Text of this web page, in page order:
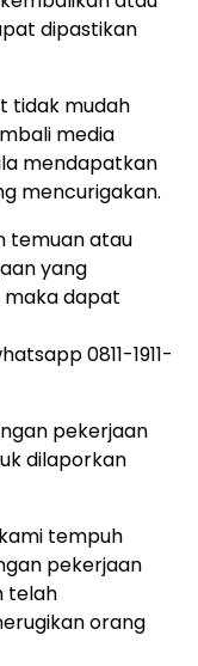
dipastikan
tidak mudah
media
mendapatkan
mencurigakan.
temuan atau
yang
maka dapat
0811-1911-
pekerjaan
dilaporkan
tempuh
pekerjaan
telah
orang